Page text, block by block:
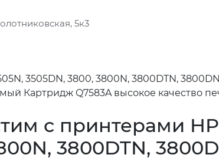
5к3
3505DN, 3800, 3800N, 3800DTN,
Картридж Q7583A высокое качество
с принтерами HP
3800DTN,